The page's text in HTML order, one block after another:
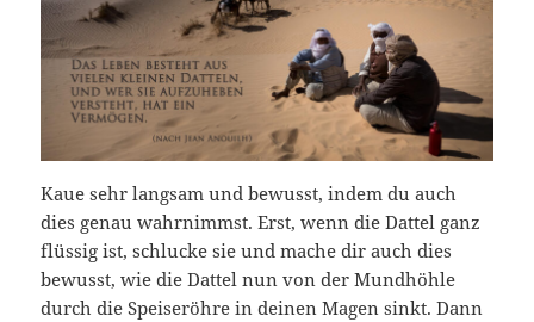
Kaue sehr langsam und bewusst, indem du auch
dies genau wahrnimmst. Erst, wenn die Dattel ganz
flüssig ist, schlucke sie und mache dir auch dies
bewusst, wie die Dattel nun von der Mundhöhle
durch die Speiseröhre in deinen Magen sinkt. Dann